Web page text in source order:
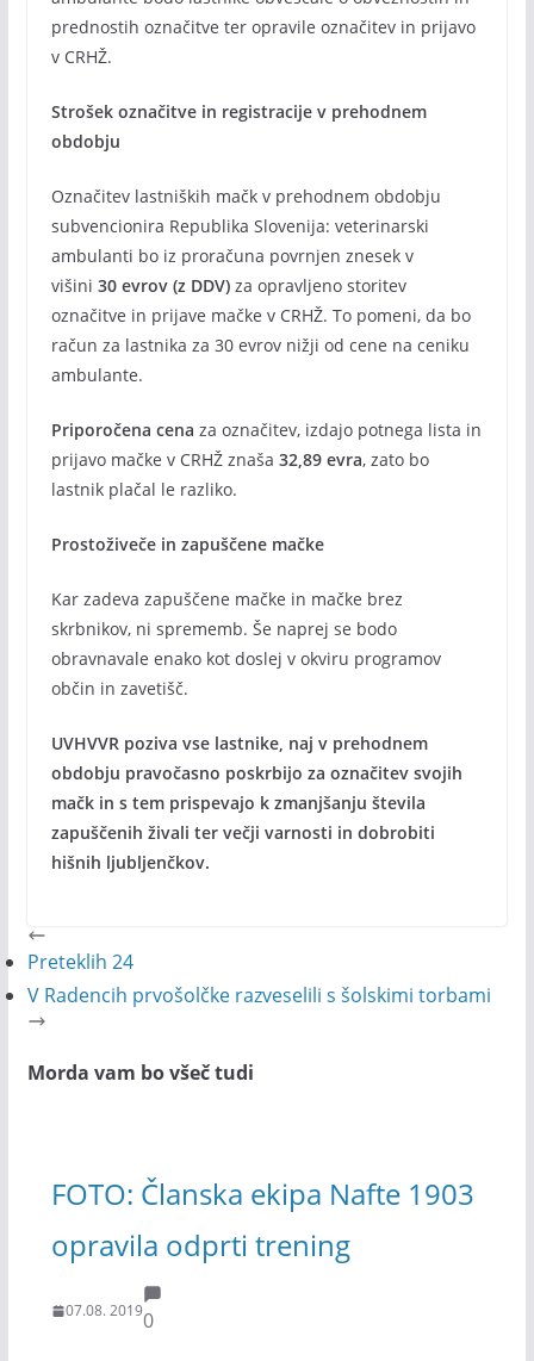
prednostih označitve ter opravile označitev in prijavo
v CRHŽ.
Strošek označitve in registracije v prehodnem
obdobju
Označitev lastniških mačk v prehodnem obdobju
subvencionira Republika Slovenija: veterinarski
ambulanti bo iz proračuna povrnjen znesek v
višini 30 evrov (z DDV)za opravljeno storitev
označitve in prijave mačke v CRHŽ. To pomeni, da bo
račun za lastnika za 30 evrov nižji od cene na ceniku
ambulante.
Priporočena cena za označitev, izdajo potnega lista in
prijavo mačke v CRHŽ znaša 32,89 evra, zato bo
lastnik plačal le razliko.
Prostoživeče in zapuščene mačke
Kar zadeva zapuščene mačke in mačke brez
skrbnikov, ni sprememb. Še naprej se bodo
obravnavale enako kot doslej v okviru programov
občin in zavetišč.
UVHVVR poziva vse lastnike, naj v prehodnem
obdobju pravočasno poskrbijo za označitev svojih
mačk in s tem prispevajo k zmanjšanju števila
zapuščenih živali ter večji varnosti in dobrobiti
hišnih ljubljenčkov.
Preteklih 24
V Radencih prvošolčke razveselili s šolskimi torbami
Morda vam bo všeč tudi
FOTO: Članska ekipa Nafte 1903
opravila odprti trening
07.08. 20190